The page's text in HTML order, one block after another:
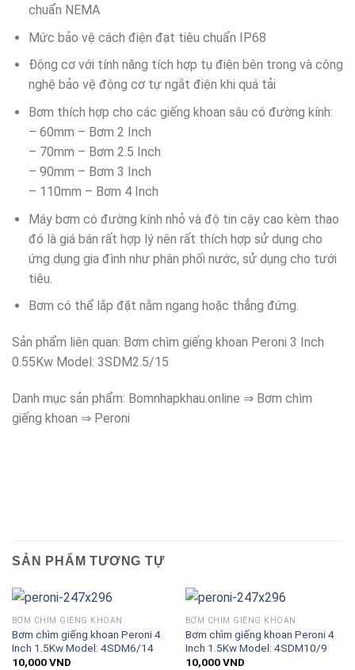
chuẩn NEMA
Mức bảo vệ cách điện đạt tiêu chuẩn IP68
Động cơ với tính năng tích hợp tụ điện bên trong và công
nghệ bảo vệ động cơ tự ngắt điện khi quá tải
Bơm thích hợp cho các giếng khoan sâu có đường kính:
– 60mm – Bơm 2 Inch
– 70mm – Bơm 2.5 Inch
– 90mm – Bơm 3 Inch
– 110mm – Bơm 4 Inch
Máy bơm có đường kính nhỏ và độ tin cậy cao kèm thao
đó là giá bán rất hợp lý nên rất thích hợp sử dụng cho
ứng dụng gia đình như phân phối nước, sử dụng cho tưới
tiêu.
Bơm có thể lắp đặt nằm ngang hoặc thẳng đứng.
Sản phẩm liên quan: Bơm chìm giếng khoan Peroni 3 Inch
0.55Kw Model: 3SDM2.5/15
Danh mục sản phẩm: Bomnhapkhau.online ⇒ Bơm chìm
giếng khoan ⇒ Peroni
SẢN PHẨM TƯƠNG TỰ
BƠM CHÌM GIẾNG KHOAN
Bơm chìm giếng khoan Peroni 4
Inch 1.5Kw Model: 4SDM6/14
10,000VND
BƠM CHÌM GIẾNG KHOAN
Bơm chìm giếng khoan Peroni 4
Inch 1.5Kw Model: 4SDM10/9
10,000VND